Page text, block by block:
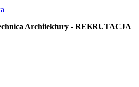
Architektury - REKRUTACJA